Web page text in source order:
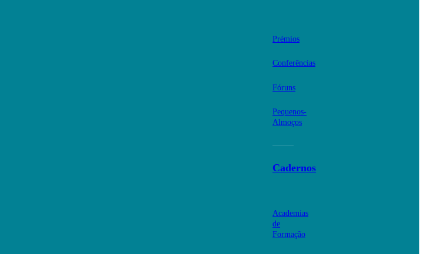
Prémios
Conferências
Fóruns
Pequenos-
Almoços
Cadernos
Academias
de
Formação